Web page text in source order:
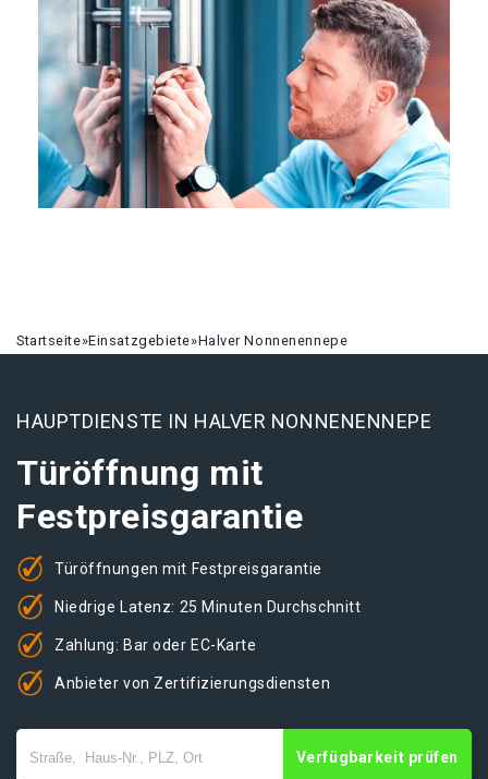
Startseite»Einsatzgebiete»Halver Nonnenennepe
HAUPTDIENSTE IN HALVER NONNENENNEPE
Türöffnung mit
Festpreisgarantie
Türöffnungen mit Festpreisgarantie
Niedrige Latenz: 25 Minuten Durchschnitt
Zahlung: Bar oder EC-Karte
Anbieter von Zertifizierungsdiensten
Verfügbarkeit prüfen